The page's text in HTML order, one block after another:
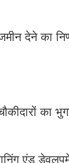
देने का
का
एंड